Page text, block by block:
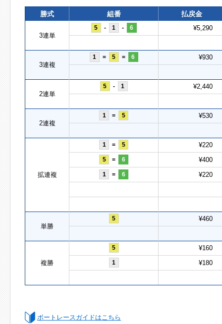
勝式 組番 払戻金
3連単
5 - 1 - 6 ¥5,290
3連複
1 = 5 = 6 ¥930
2連単
5 - 1 ¥2,440
2連複
1 = 5 ¥530
拡連複
1 = 5 ¥220
5 = 6 ¥400
1 = 6 ¥220
単勝
5 ¥460
複勝
5 ¥160
1 ¥180
ボートレースガイドはこちら